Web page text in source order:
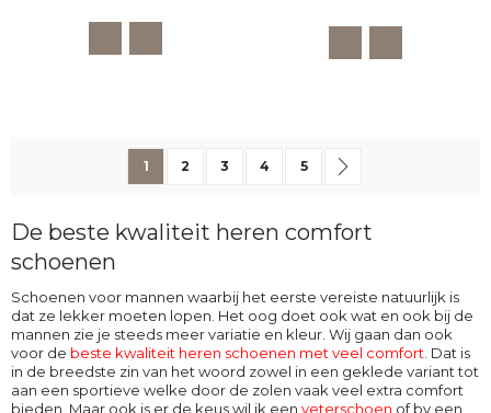
U lees momenteel pagina
1 Pagina
2 Pagina
3 Pagina
4 Pagina
5
De beste kwaliteit heren comfort
schoenen
Schoenen voor mannen waarbij het eerste vereiste natuurlijk is
dat ze lekker moeten lopen. Het oog doet ook wat en ook bij de
mannen zie je steeds meer variatie en kleur. Wij gaan dan ook
voor de beste kwaliteit heren schoenen met veel comfort. Dat is
in de breedste zin van het woord zowel in een geklede variant tot
aan een sportieve welke door de zolen vaak veel extra comfort
bieden. Maar ook is er de keus wil ik een veterschoen of bv een